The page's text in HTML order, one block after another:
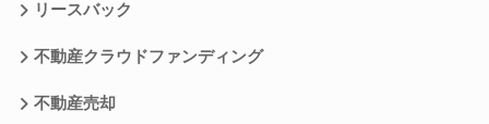
リースバック
不動産クラウドファンディング
不動産売却